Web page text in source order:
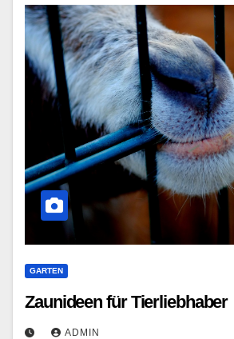
GARTEN
Zaunideen für Tierliebhaber
ADMIN